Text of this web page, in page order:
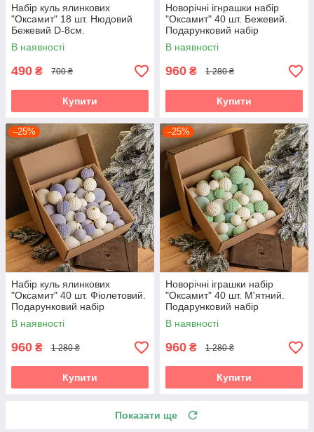
Набір куль ялинкових
"Оксамит" 18 шт. Нюдовий
Бежевий D-8см.
Подарунковий набір
ялинкових кульок Кульки на
В наявності
490 ₴ 700 ₴
Купити
Новорічні ігнрашки набір
"Оксамит" 40 шт. Бежевий.
Подарунковий набір
ялинкових кульок Кульки на
ялинку
В наявності
960 ₴ 1 280 ₴
Купити
–25%
Набір куль ялинкових
"Оксамит" 40 шт. Фіолетовий.
Подарунковий набір
ялинкових кульок Кульки на
ялинку
В наявності
960 ₴ 1 280 ₴
Купити
–25%
Новорічні іграшки набір
"Оксамит" 40 шт. М'ятний.
Подарунковий набір
ялинкових кульок Кульки на
ялинку
В наявності
960 ₴ 1 280 ₴
Купити
Показати ще